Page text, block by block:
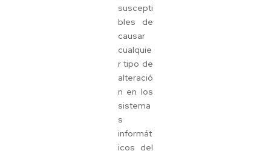
suscepti
bles de
causar
cualquie
r tipo de
alteració
n en los
sistema
s
informát
icos del